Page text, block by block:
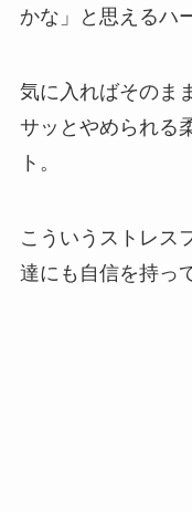
かな」と思えるハ
気に入ればそのま
サッとやめられる
ト。
こういうストレス
達にも自信を持っ